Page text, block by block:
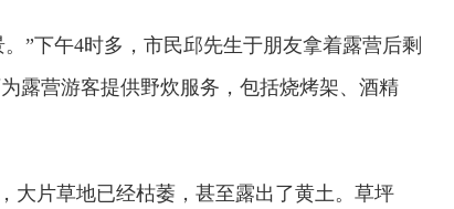
”下午4时多，市民邱先生于朋友拿着露营后剩
露营游客提供野炊服务，包括烧烤架、酒精
大片草地已经枯萎，甚至露出了黄土。草坪